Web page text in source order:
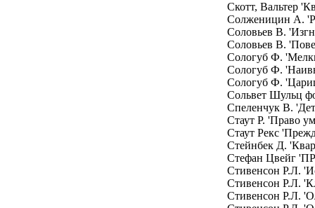
Скотт, Вальтер
Солженицин А.
Соловьев В.
Соловьев В.
Сологуб Ф.
Сологуб Ф.
Сологуб Ф.
Сольвет Шульц
Спеленчук В.
Стаут Р. 'Право
Стаут Рекс
Стейнбек Д.
Стефан Цвейг
Стивенсон Р.Л.
Стивенсон Р.Л.
Стивенсон Р.Л.